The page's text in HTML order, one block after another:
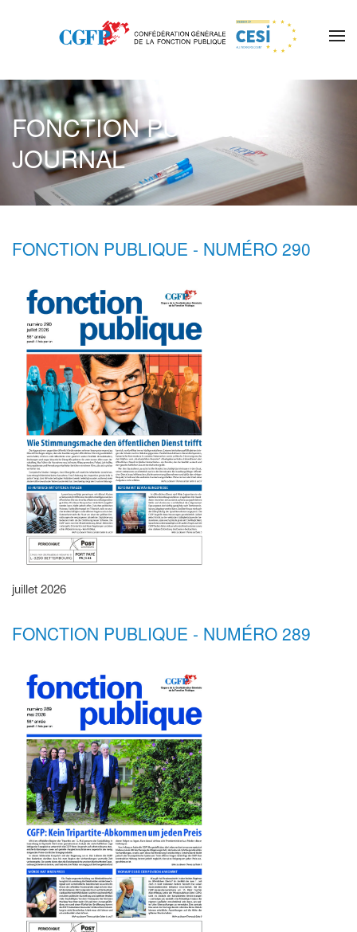
Skip to main content
FONCTION PUBLIQUE
JOURNAL
FONCTION PUBLIQUE - NUMÉRO 290
juillet 2026
FONCTION PUBLIQUE - NUMÉRO 289